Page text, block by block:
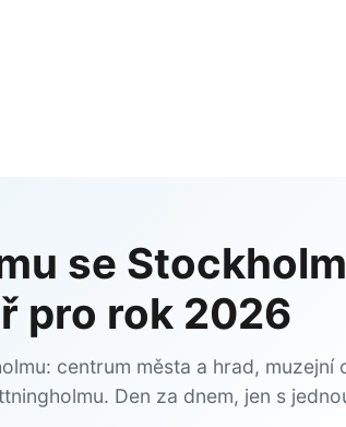
se
pro rok 2026
centrum města a hrad, muzejní
Den za dnem, jen s